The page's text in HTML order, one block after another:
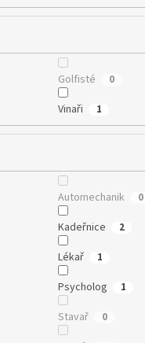
Golfisté 0
Vinaři 1
Automechanik 0
Kadeřnice 2
Lékař 1
Psycholog 1
Stavař 0